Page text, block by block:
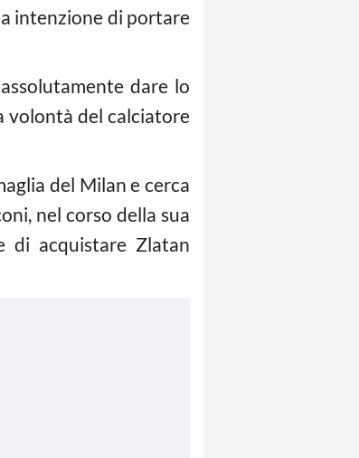
intenzione di portare
dare lo
volontà del calciatore
del Milan e cerca
nel corso della sua
di acquistare Zlatan